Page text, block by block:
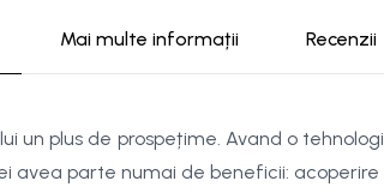
Mai multe informații Recenzii
un plus de prospețime. Avand o
avea parte numai de beneficii: